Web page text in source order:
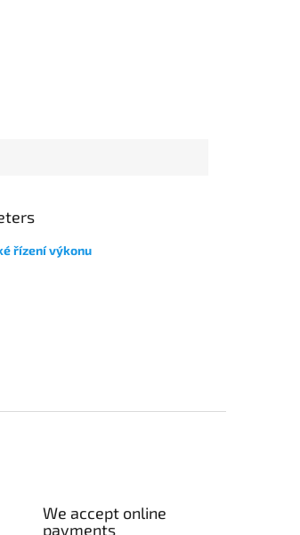
řízení výkonu
We accept online
payments